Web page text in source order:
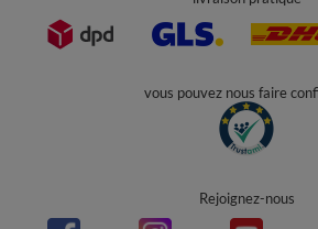
vous pouvez nous faire
Rejoignez-nous